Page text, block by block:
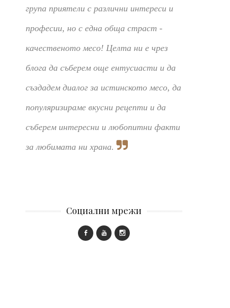
група приятели с различни интереси и
професии, но с една обща страст -
качественото месо! Целта ни е чрез
блога да съберем още ентусиасти и да
създадем диалог за истинското месо, да
популяризираме вкусни рецепти и да
съберем интересни и любопитни факти
за любимата ни храна.
Социални мрежи